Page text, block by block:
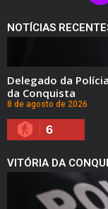
NOTÍCIAS
Delegado da
da Conquista
8 de agosto de 2026
6
VITÓRIA DA